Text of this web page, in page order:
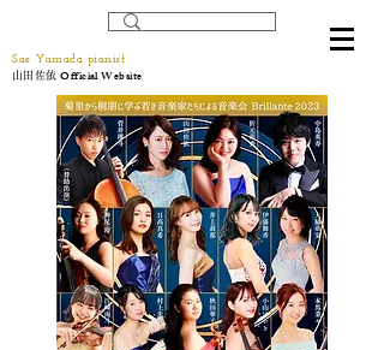
Sae Yamada pianist
山田佐依 Official Website